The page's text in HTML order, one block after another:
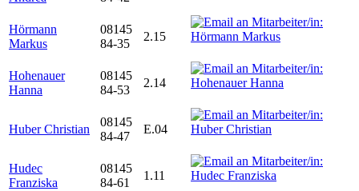
Hörmann
Markus
08145
84-35
2.15
Hohenauer
Hanna
08145
84-53
2.14
Huber Christian
08145
84-47
E.04
Hudec
Franziska
08145
84-61
1.11